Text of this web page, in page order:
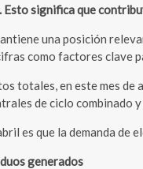
significa que
una posición
como factores clave
totales, en este mes
de ciclo combinado
es que la demanda de
generados